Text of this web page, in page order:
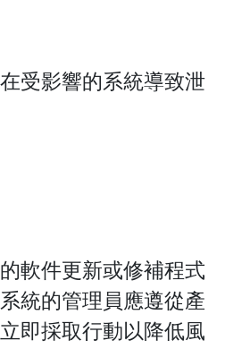
受影響的系統導致泄
軟件更新或修補程式
統的管理員應遵從產
即採取行動以降低風